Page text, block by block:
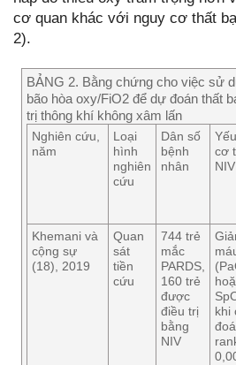
cơ quan khác với nguy cơ thất
2).
BẢNG 2. Bằng chứng cho việc sử
bão hòa oxy/FiO2 để dự đoán thất
trị thông khí không xâm lấn
Nghiên cứu,
năm
Loại
hình
nghiên
cứu
Dân số
bệnh
nhân
cơ
NIV
Khemani và
cộng sự
(18), 2019
Quan
sát
tiền
cứu
744 trẻ
mắc
PARDS,
160 trẻ
được
điều trị
bằng
NIV
khi